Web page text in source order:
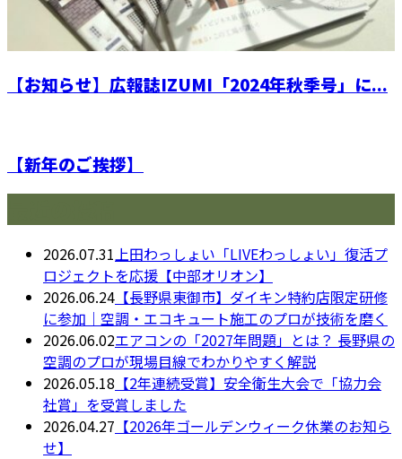
【お知らせ】広報誌IZUMI「2024年秋季号」に...
【新年のご挨拶】
2026.07.31 上田わっしょい「LIVEわっしょい」復活プ
ロジェクトを応援【中部オリオン】
2026.06.24 【長野県東御市】ダイキン特約店限定研修
に参加｜空調・エコキュート施工のプロが技術を磨く
2026.06.02エアコンの「2027年問題」とは？ 長野県の
空調のプロが現場目線でわかりやすく解説
2026.05.18 【2年連続受賞】安全衛生大会で「協力会
社賞」を受賞しました
2026.04.27 【2026年ゴールデンウィーク休業のお知ら
せ】